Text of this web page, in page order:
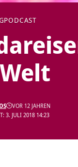
PODCAST
3. JULI 2018 14:23
VOR 12 JAHREN